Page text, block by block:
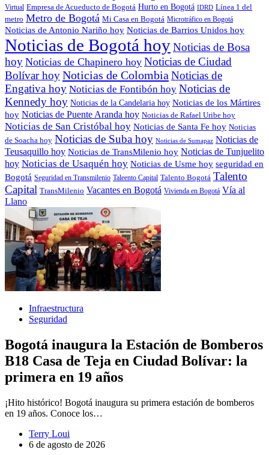
Virtual Empresa de Acueducto de Bogotá Hurto en Bogotá IDRD Línea 1 del
metro Metro de Bogotá Mi Casa en Bogotá Microtráfico en Bogotá
Noticias de Antonio Nariño hoy Noticias de Barrios Unidos hoy
Noticias de Bogotá hoyNoticias de Bosa
hoy Noticias de Chapinero hoy Noticias de Ciudad
Bolívar hoyNoticias de Colombia Noticias de
Engativa hoy Noticias de Fontibón hoy Noticias de
Kennedy hoy Noticias de la Candelaria hoy Noticias de los Mártires
hoy Noticias de Puente Aranda hoy Noticias de Rafael Uribe hoy
Noticias de San Cristóbal hoy Noticias de Santa Fe hoy Noticias
de Soacha hoy Noticias de Suba hoy Noticias de Sumapaz Noticias de
Teusaquillo hoy Noticias de TransMilenio hoy Noticias de Tunjuelito
hoy Noticias de Usaquén hoy Noticias de Usme hoy seguridad en
Bogotá Seguridad en Transmilenio Taleento Capital Talento Bogotá Talento
Capital TransMilenio Vacantes en Bogotá Vivienda en Bogotá Vía al
Llano
Infraestructura
Seguridad
Bogotá inaugura la Estación de Bomberos
B18 Casa de Teja en Ciudad Bolívar: la
primera en 19 años
¡Hito histórico! Bogotá inaugura su primera estación de bomberos
en 19 años. Conoce los…
Terry Loui
6 de agosto de 2026